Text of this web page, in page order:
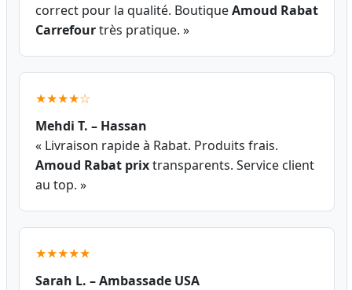
correct pour la qualité. BoutiqueAmoud Rabat
Carrefourtrès pratique. »
★★★★☆
Mehdi T. – Hassan
« Livraison rapide à Rabat. Produits frais.
Amoud Rabat prixtransparents. Service client
au top. »
★★★★★
Sarah L. – Ambassade USA